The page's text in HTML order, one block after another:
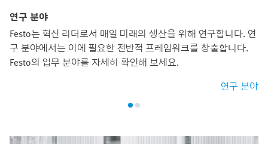
연구 분야
Festo는 혁신 리더로서 매일 미래의 생산을 위해 연구합니다. 연
구 분야에서는 이에 필요한 전반적 프레임워크를 창출합니다.
Festo의 업무 분야를 자세히 확인해 보세요.
연구 분야